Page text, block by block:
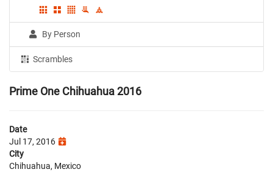
By Person
Scrambles
Prime One Chihuahua 2016
Date
Jul 17, 2016
City
Chihuahua, Mexico